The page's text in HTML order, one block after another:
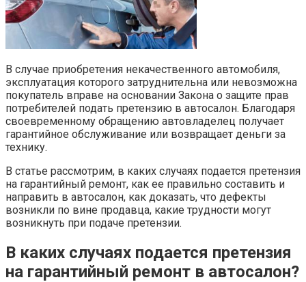
В случае приобретения некачественного автомобиля,
эксплуатация которого затруднительна или невозможна
покупатель вправе на основании Закона о защите прав
потребителей подать претензию в автосалон. Благодаря
своевременному обращению автовладелец получает
гарантийное обслуживание или возвращает деньги за
технику.
В статье рассмотрим, в каких случаях подается претензия
на гарантийный ремонт, как ее правильно составить и
направить в автосалон, как доказать, что дефекты
возникли по вине продавца, какие трудности могут
возникнуть при подаче претензии.
В каких случаях подается претензия
на гарантийный ремонт в автосалон?